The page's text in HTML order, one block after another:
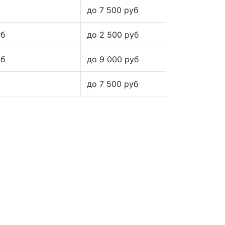
до 7 500 руб
до 2 500 руб
до 9 000 руб
до 7 500 руб